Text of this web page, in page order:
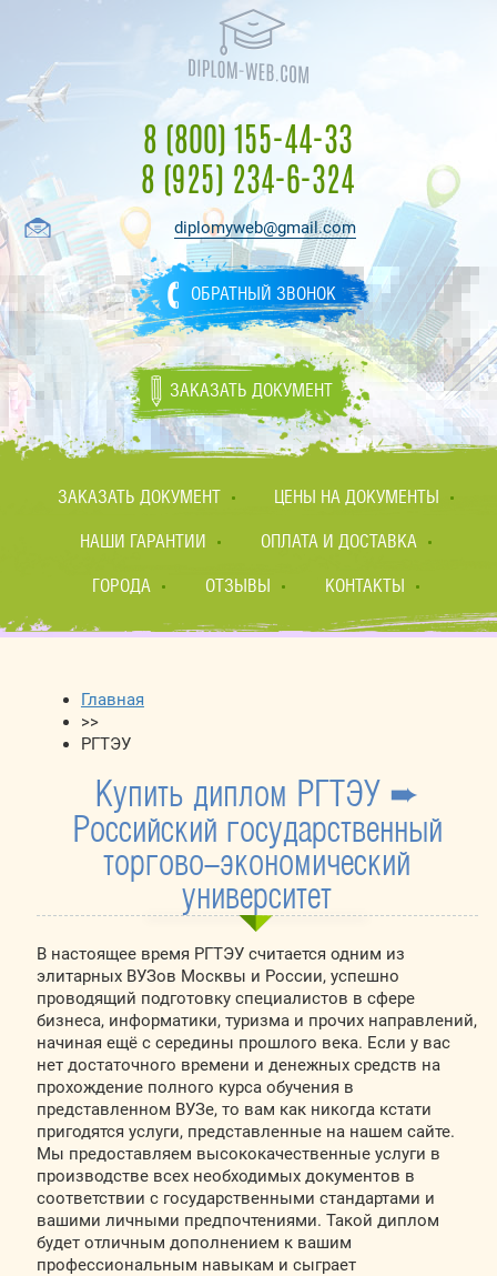
8 (800) 155-44-33
8 (925) 234-6-324
diplomyweb@gmail.com
ОБРАТНЫЙ ЗВОНОК
ЗАКАЗАТЬ ДОКУМЕНТ
ЗАКАЗАТЬ ДОКУМЕНТ ЦЕНЫ НА ДОКУМЕНТЫ
НАШИ ГАРАНТИИ ОПЛАТА И ДОСТАВКА
ГОРОДА ОТЗЫВЫ КОНТАКТЫ
Главная
>>
РГТЭУ
Купить диплом РГТЭУ ➨
Российский государственный
торгово-экономический
университет
В настоящее время РГТЭУ считается одним из
элитарных ВУЗов Москвы и России, успешно
проводящий подготовку специалистов в сфере
бизнеса, информатики, туризма и прочих направлений,
начиная ещё с середины прошлого века. Если у вас
нет достаточного времени и денежных средств на
прохождение полного курса обучения в
представленном ВУЗе, то вам как никогда кстати
пригодятся услуги, представленные на нашем сайте.
Мы предоставляем высококачественные услуги в
производстве всех необходимых документов в
соответствии с государственными стандартами и
вашими личными предпочтениями. Такой диплом
будет отличным дополнением к вашим
профессиональным навыкам и сыграет